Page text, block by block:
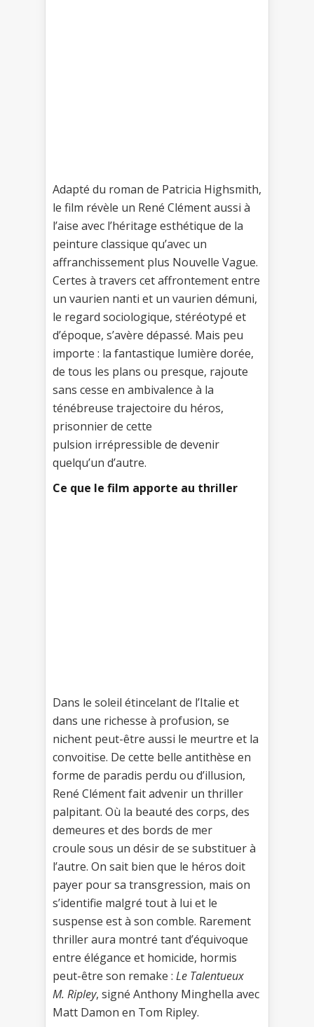
Adapté du roman de Patricia Highsmith,
le film révèle un René Clément aussi à
l’aise avec l’héritage esthétique de la
peinture classique qu’avec un
affranchissement plus Nouvelle Vague.
Certes à travers cet affrontement entre
un vaurien nanti et un vaurien démuni,
le regard sociologique, stéréotypé et
d’époque, s’avère dépassé. Mais peu
importe : la fantastique lumière dorée,
de tous les plans ou presque, rajoute
sans cesse en ambivalence à la
ténébreuse trajectoire du héros,
prisonnier de cette
pulsion irrépressible de devenir
quelqu’un d’autre.
Ce que le film apporte au thriller
Dans le soleil étincelant de l’Italie et
dans une richesse à profusion, se
nichent peut-être aussi le meurtre et la
convoitise. De cette belle antithèse en
forme de paradis perdu ou d’illusion,
René Clément fait advenir un thriller
palpitant. Où la beauté des corps, des
demeures et des bords de mer
croule sous un désir de se substituer à
l’autre. On sait bien que le héros doit
payer pour sa transgression, mais on
s’identifie malgré tout à lui et le
suspense est à son comble. Rarement
thriller aura montré tant d’équivoque
entre élégance et homicide, hormis
peut-être son remake : Le Talentueux
M. Ripley, signé Anthony Minghella avec
Matt Damon en Tom Ripley.